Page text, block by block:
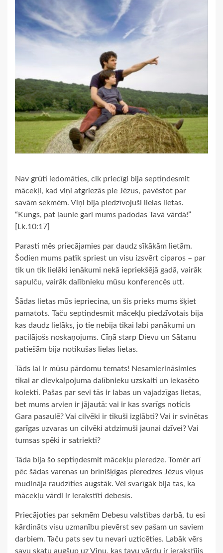
Nav grūti iedomāties, cik priecīgi bija septiņdesmit
mācekļi, kad viņi atgriezās pie Jēzus, pavēstot par
savām sekmēm. Viņi bija piedzīvojuši lielas lietas.
“Kungs, pat ļaunie gari mums padodas Tavā vārdā!”
[Lk.10:17]
Parasti mēs priecājamies par daudz sīkākām lietām.
Šodien mums patīk spriest un visu izsvērt ciparos – par
tik un tik lielāki ienākumi nekā iepriekšējā gadā, vairāk
sapulču, vairāk dalībnieku mūsu konferencēs utt.
Šādas lietas mūs iepriecina, un šis prieks mums šķiet
pamatots. Taču septiņdesmit mācekļu piedzīvotais bija
kas daudz lielāks, jo tie nebija tikai labi panākumi un
pacilājošs noskaņojums. Cīņā starp Dievu un Sātanu
patiešām bija notikušas lielas lietas.
Tāds lai ir mūsu pārdomu temats! Nesamierināsimies
tikai ar dievkalpojuma dalībnieku uzskaiti un iekasēto
kolekti. Pašas par sevi tās ir labas un vajadzīgas lietas,
bet mums arvien ir jājautā: vai ir kas svarīgs noticis
Gara pasaulē? Vai cilvēki ir tikuši izglābti? Vai ir svinētas
garīgas uzvaras un cilvēki atdzimuši jaunai dzīvei? Vai
tumsas spēki ir satriekti?
Tāda bija šo septiņdesmit mācekļu pieredze. Tomēr arī
pēc šādas varenas un brīnišķīgas pieredzes Jēzus viņus
mudināja raudzīties augstāk. Vēl svarīgāk bija tas, ka
mācekļu vārdi ir ierakstīti debesīs.
Priecājoties par sekmēm Debesu valstības darbā, tu esi
kārdināts visu uzmanību pievērst sev pašam un saviem
darbiem. Taču pats sev tu nevari uzticēties. Labāk vērs
savu skatu augšup uz Viņu, kas tavu vārdu ir ierakstījis